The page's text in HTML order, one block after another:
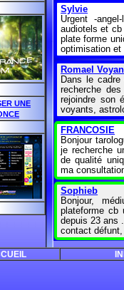
UNE
Sylvie
Urgent -
audiotels et
plate forme
optimisation et
Romael
Dans le
recherche
rejoindre son
voyants,
FRANCOSIE
Bonjour
je recherche
de qualité
ma
Sophieb
Bonjour,
plateforme cb
depuis 23 ans
contact
Annonces